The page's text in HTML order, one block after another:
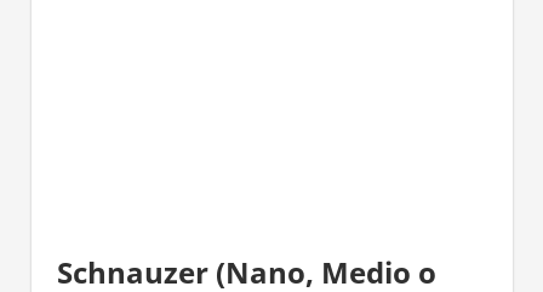
Schnauzer (Nano, Medio o